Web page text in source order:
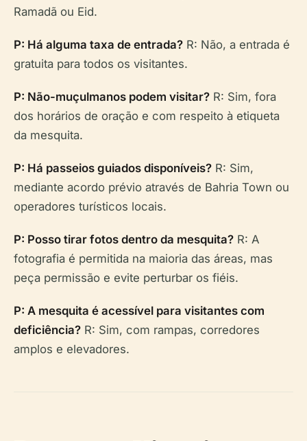
Ramadã ou Eid.
P: Há alguma taxa de entrada? R: Não, a entrada é
gratuita para todos os visitantes.
P: Não-muçulmanos podem visitar? R: Sim, fora
dos horários de oração e com respeito à etiqueta
da mesquita.
P: Há passeios guiados disponíveis? R: Sim,
mediante acordo prévio através de Bahria Town ou
operadores turísticos locais.
P: Posso tirar fotos dentro da mesquita? R: A
fotografia é permitida na maioria das áreas, mas
peça permissão e evite perturbar os fiéis.
P: A mesquita é acessível para visitantes com
deficiência? R: Sim, com rampas, corredores
amplos e elevadores.